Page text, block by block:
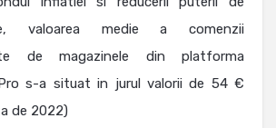
valoarea medie a comenzii
de magazinele din platforma
s-a situat in jurul valorii de 54 €
de 2022)